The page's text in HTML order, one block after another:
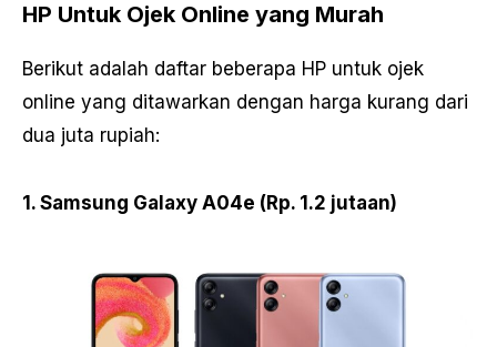
HP Untuk Ojek Online yang Murah
Berikut adalah daftar beberapa HP untuk ojek
online yang ditawarkan dengan harga kurang dari
dua juta rupiah:
1. Samsung Galaxy A04e (Rp. 1.2 jutaan)